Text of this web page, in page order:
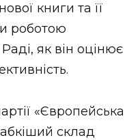
книги та її
роботою
як він оцінює
«Європейська
склад